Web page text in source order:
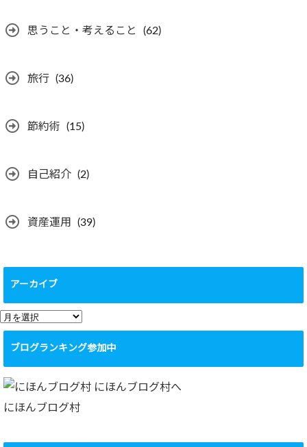
思うこと・考えること (62)
旅行 (36)
節約術 (15)
自己紹介 (2)
資産運用 (39)
アーカイブ
ア
ー
イ
ブ
ブログランキング参加中
にほんブログ村